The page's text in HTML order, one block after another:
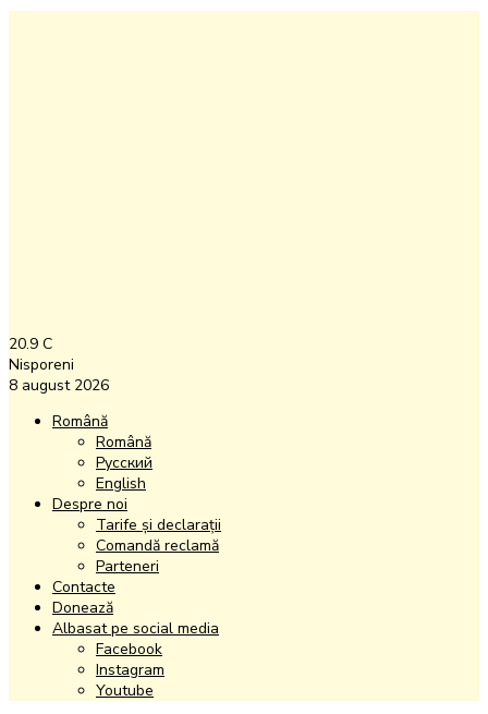
20.9 C
Nisporeni
8 august 2026
Română
Română
Русский
English
Despre noi
Tarife și declarații
Comandă reclamă
Parteneri
Contacte
Donează
Albasat pe social media
Facebook
Instagram
Youtube